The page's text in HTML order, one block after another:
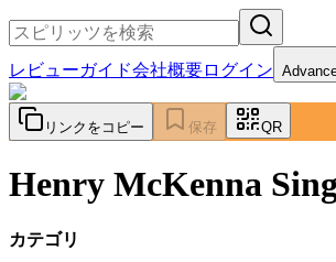
レビューガイド会社概要ログイン
リンクをコピー 保存 QR
Henry McKenna
カテゴリ